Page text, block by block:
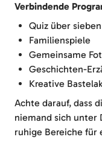
Verbindende
Quiz über
Familienspiele
Gemeinsame
Geschichten-
Kreative
Achte darauf, dass
niemand sich unter
ruhige Bereiche für